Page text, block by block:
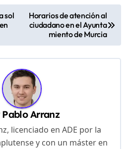
sol
Horarios de atención al
ciudadano en el Ayunta
miento de Murcia
Pablo Arranz
licenciado en ADE por la
y con un máster en